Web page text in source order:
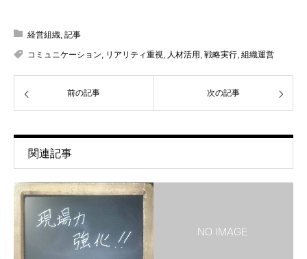
経営組織, 記事
コミュニケーション, リアリティ重視, 人材活用 , 戦略実行, 組織運営
前の記事 次の記事
関連記事